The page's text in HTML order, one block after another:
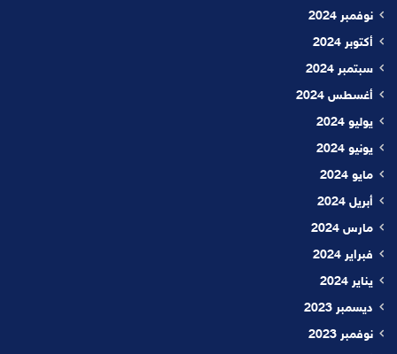
نوفمبر 2024
أكتوبر 2024
سبتمبر 2024
أغسطس 2024
يوليو 2024
يونيو 2024
مايو 2024
أبريل 2024
مارس 2024
فبراير 2024
يناير 2024
ديسمبر 2023
نوفمبر 2023